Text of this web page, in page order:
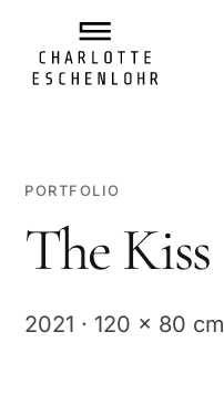
PORTFOLIO
The Kiss
2021 · 120 x 80 cm